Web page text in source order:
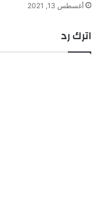
أغسطس 13, 2021
اترك رد